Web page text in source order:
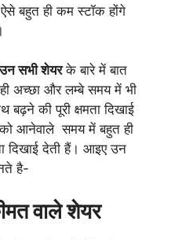
बहुत ही कम स्टॉक होंगे
सभी शेयरके बारे में बात
अच्छा और लम्बे समय में भी
की पूरी क्षमता दिखाई
आनेवाले समय में बहुत ही
दिखाई देती हैं। आइए उन
है-
वाले शेयर